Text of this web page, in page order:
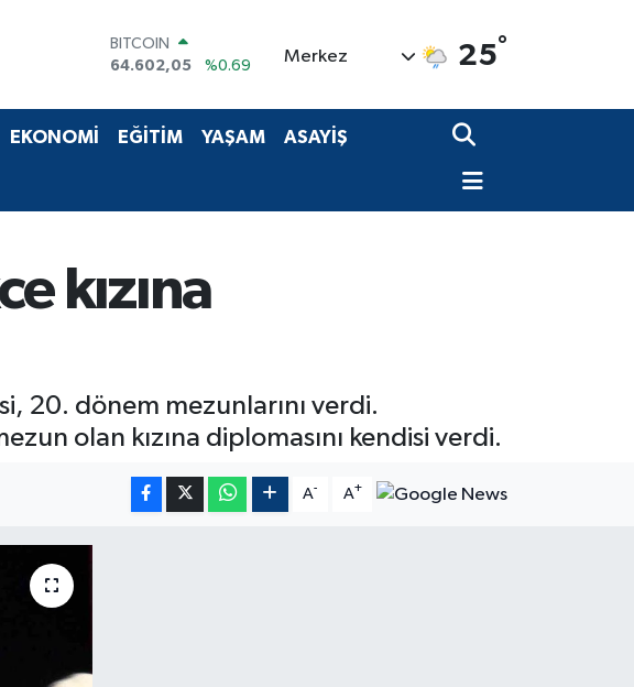
BITCOIN
64.602,05
%0.69
EURO
GRAM ALTIN
13.768
%48
Merkez 25°
EKONOMİ EĞİTİM YAŞAM ASAYİŞ
kızına
20. dönem mezunlarını verdi.
olan kızına diplomasını kendisi verdi.
A- A+